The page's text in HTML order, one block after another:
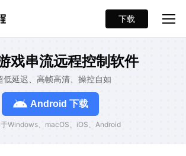
下载
戏串流远程控制软件
低延迟、高帧高清、操控自如
Android 下载
Windows、macOS、iOS、Android